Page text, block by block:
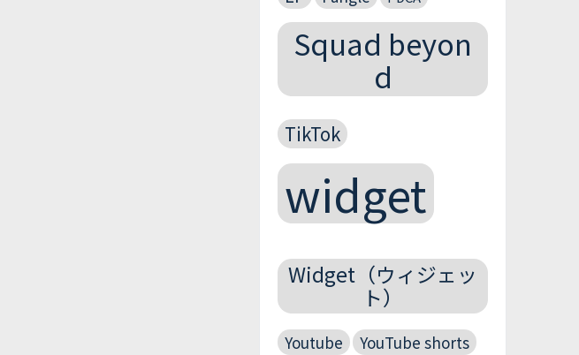
Squad beyon
d
TikTok
widget
Widget（ウィジェッ
ト）
Youtube YouTube shorts